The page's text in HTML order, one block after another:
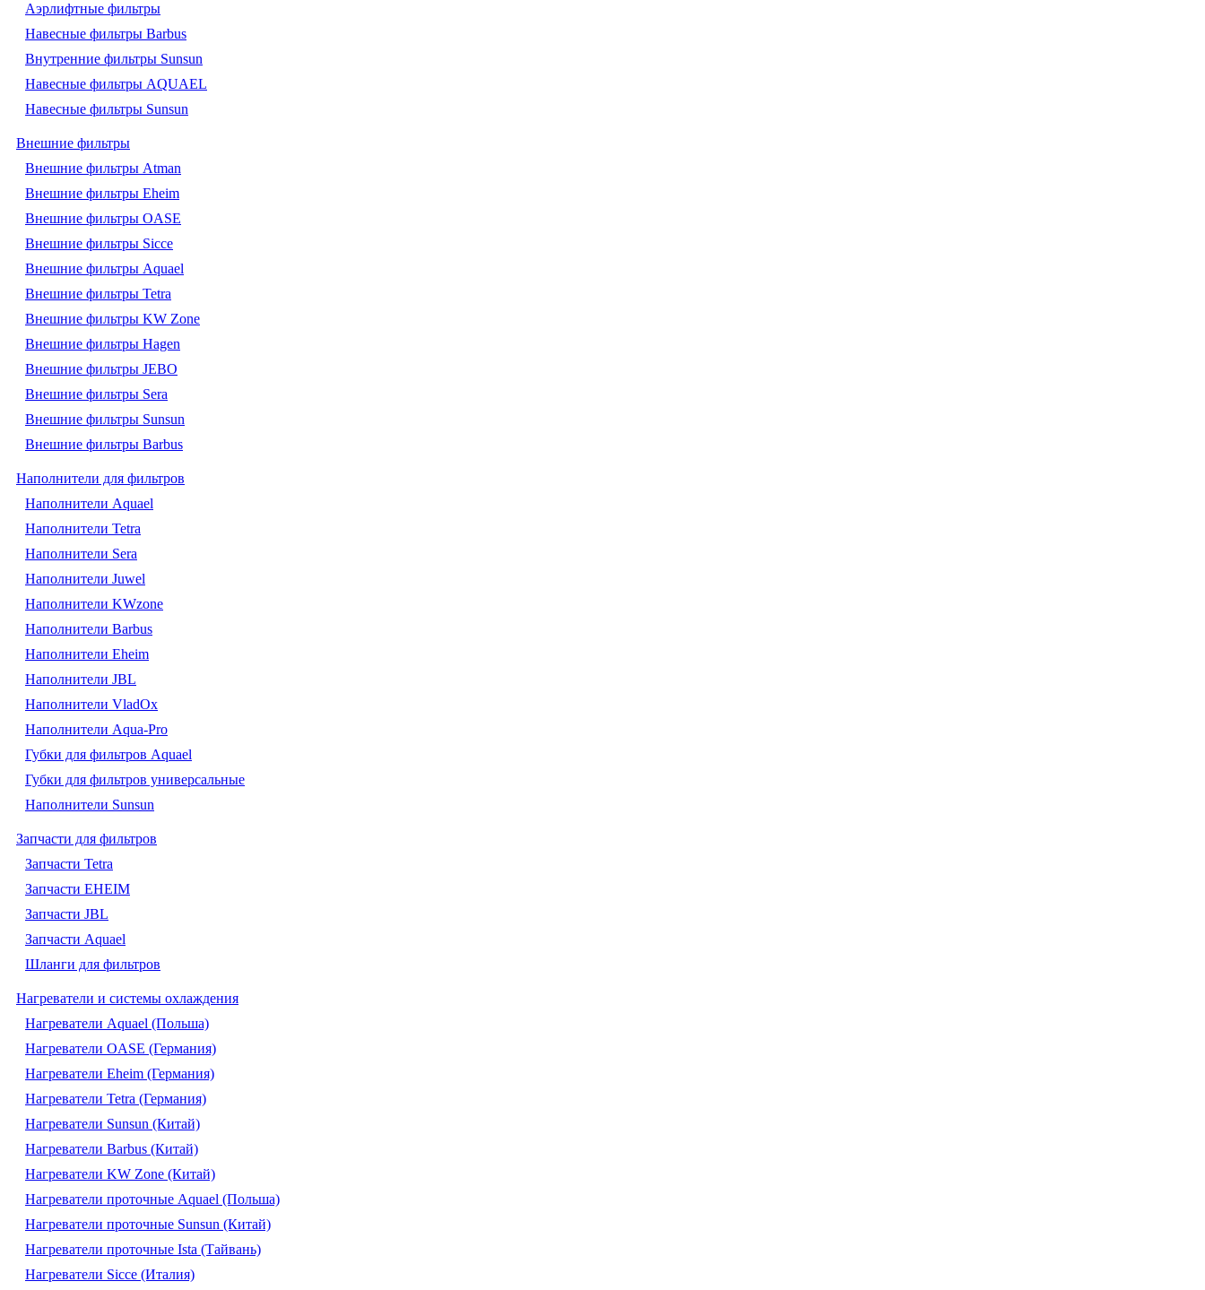
Аэрлифтные фильтры
Навесные фильтры Barbus
Внутренние фильтры Sunsun
Навесные фильтры AQUAEL
Навесные фильтры Sunsun
Внешние фильтры
Внешние фильтры Atman
Внешние фильтры Eheim
Внешние фильтры OASE
Внешние фильтры Sicce
Внешние фильтры Aquael
Внешние фильтры Tetra
Внешние фильтры KW Zone
Внешние фильтры Hagen
Внешние фильтры JEBO
Внешние фильтры Sera
Внешние фильтры Sunsun
Внешние фильтры Barbus
Наполнители для фильтров
Наполнители Aquael
Наполнители Tetra
Наполнители Sera
Наполнители Juwel
Наполнители KWzone
Наполнители Barbus
Наполнители Eheim
Наполнители JBL
Наполнители VladOx
Наполнители Aqua-Pro
Губки для фильтров Aquael
Губки для фильтров универсальные
Наполнители Sunsun
Запчасти для фильтров
Запчасти Tetra
Запчасти EHEIM
Запчасти JBL
Запчасти Aquael
Шланги для фильтров
Нагреватели и системы охлаждения
Нагреватели Aquael (Польша)
Нагреватели OASE (Германия)
Нагреватели Eheim (Германия)
Нагреватели Tetra (Германия)
Нагреватели Sunsun (Китай)
Нагреватели Barbus (Китай)
Нагреватели KW Zone (Китай)
Нагреватели проточные Aquael (Польша)
Нагреватели проточные Sunsun (Китай)
Нагреватели проточные Ista (Тайвань)
Нагреватели Sicce (Италия)